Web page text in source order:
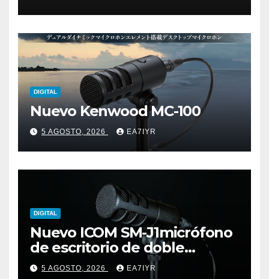
DIGITAL
Nuevo Kenwood MC-100
5 AGOSTO, 2026 EA7IYR
DIGITAL
Nuevo ICOM SM-J1micrófono
de escritorio de doble
elemento premium
5 AGOSTO, 2026 EA7IYR